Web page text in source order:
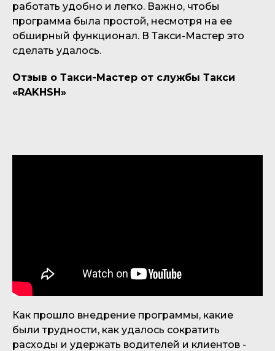
работать удобно и легко. Важно, чтобы
программа была простой, несмотря на ее
обширный функционал. В Такси-Мастер это
сделать удалось.
Отзыв о Такси-Мастер от службы Такси
«RAKHSH»
Как прошло внедрение программы, какие
были трудности, как удалось сократить
расходы и удержать водителей и клиентов -